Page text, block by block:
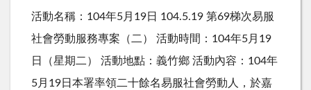
活動名稱：104年5月19日 104.5.19 第69梯次易服
社會勞動服務專案（二） 活動時間：104年5月19
日（星期二） 活動地點：義竹鄉 活動內容：104年
5月19日本署率領二十餘名易服社會勞動人，於嘉